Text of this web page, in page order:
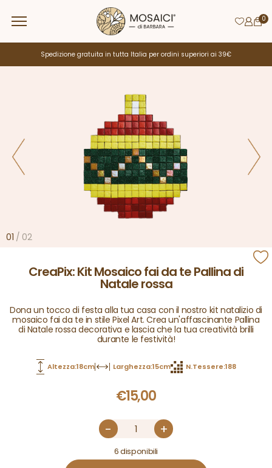
Spedizione gratuita in tutta Italia per ordini superiori ai 39€
CreaPix: Kit Mosaico fai da te Pallina di
Natale rossa
Dona un tocco di festa alla tua casa con il nostro kit natalizio di
mosaico fai da te in stile Pixel Art. Crea un'affascinante Pallina
di Natale rossa decorativa e lascia che la tua creatività brilli
durante le festività!
Altezza:18cm Larghezza:15cm N.Tessere:188
€15,00
6 disponibili
- +
01 / 02
0